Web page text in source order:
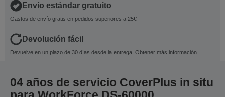
Envío estándar gratuito
Gastos de envío gratis en pedidos superiores a 25€
Devolución fácil
Devuelve en un plazo de 30 días desde la entrega. Obtener más información
04 años de servicio CoverPlus in situ